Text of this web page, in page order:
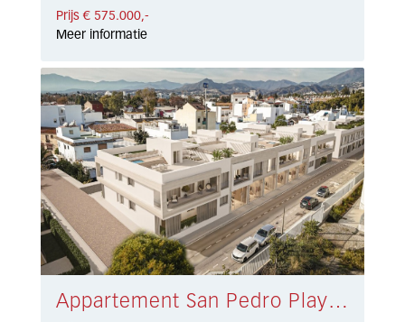
Prijs € 575.000,-
Meer informatie
Appartement San Pedro Playa € 617.000,-